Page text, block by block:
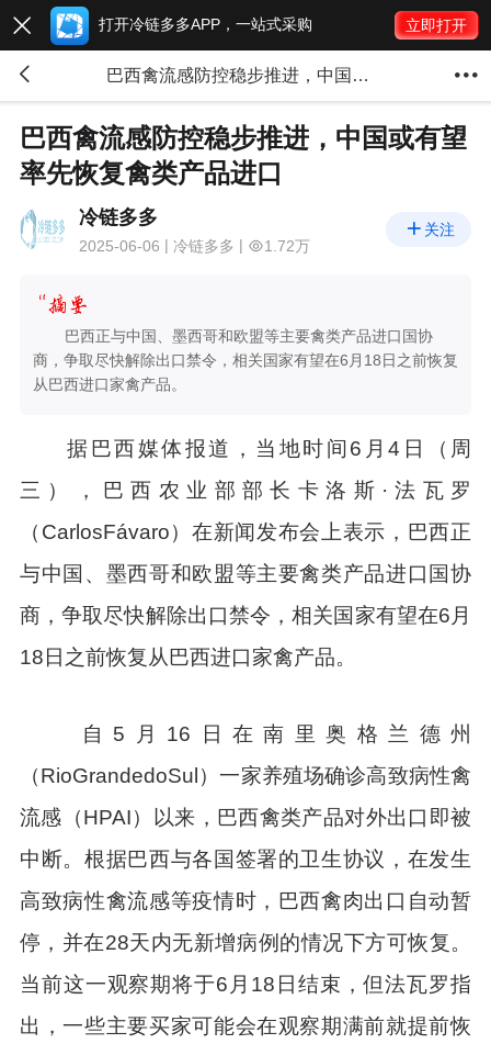
 打开冷链多多APP，一站式采购 立即打开
 巴西禽流感防控稳步推进，中国或有望率先恢复禽类产品进口 
巴西禽流感防控稳步推进，中国或有望
率先恢复禽类产品进口
冷链多多
2025-06-06 冷链多多 1.72万
 关注
巴西正与中国、墨西哥和欧盟等主要禽类产品进口国协
商，争取尽快解除出口禁令，相关国家有望在6月18日之前恢复
从巴西进口家禽产品。
据巴西媒体报道，当地时间6月4日（周
三），巴西农业部部长卡洛斯·法瓦罗
（CarlosFávaro）在新闻发布会上表示，巴西正
与中国、墨西哥和欧盟等主要禽类产品进口国协
商，争取尽快解除出口禁令，相关国家有望在6月
18日之前恢复从巴西进口家禽产品。
自5月16日在南里奥格兰德州
（RioGrandedoSul）一家养殖场确诊高致病性禽
流感（HPAI）以来，巴西禽类产品对外出口即被
中断。根据巴西与各国签署的卫生协议，在发生
高致病性禽流感等疫情时，巴西禽肉出口自动暂
停，并在28天内无新增病例的情况下方可恢复。
当前这一观察期将于6月18日结束，但法瓦罗指
出，一些主要买家可能会在观察期满前就提前恢